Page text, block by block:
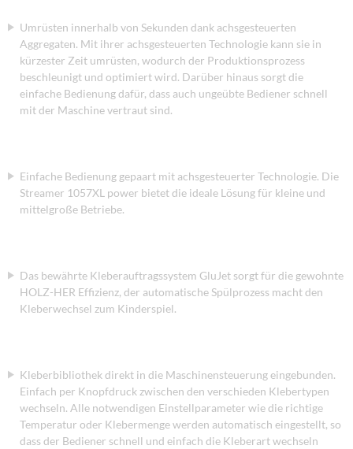
Umrüsten innerhalb von Sekunden dank achsgesteuerten
Aggregaten. Mit ihrer achsgesteuerten Technologie kann sie in
kürzester Zeit umrüsten, wodurch der Produktionsprozess
beschleunigt und optimiert wird. Darüber hinaus sorgt die
einfache Bedienung dafür, dass auch ungeübte Bediener schnell
mit der Maschine vertraut sind.
Einfache Bedienung gepaart mit achsgesteuerter Technologie. Die
Streamer 1057XL power bietet die ideale Lösung für kleine und
mittelgroße Betriebe.
Das bewährte Kleberauftragssystem GluJet sorgt für die gewohnte
HOLZ-HER Effizienz, der automatische Spülprozess macht den
Kleberwechsel zum Kinderspiel.
Kleberbibliothek direkt in die Maschinensteuerung eingebunden.
Einfach per Knopfdruck zwischen den verschieden Klebertypen
wechseln. Alle notwendigen Einstellparameter wie die richtige
Temperatur oder Klebermenge werden automatisch eingestellt, so
dass der Bediener schnell und einfach die Kleberart wechseln